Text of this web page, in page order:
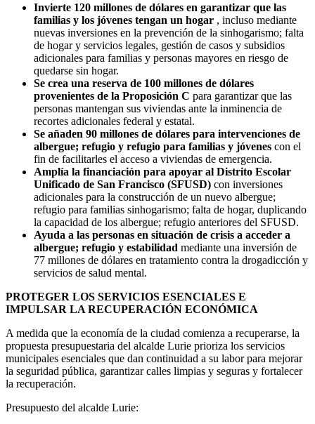
Invierte 120 millones de dólares en garantizar que las
familias y los jóvenes tengan un hogar , incluso mediante
nuevas inversiones en la prevención de la sinhogarismo; falta
de hogar y servicios legales, gestión de casos y subsidios
adicionales para familias y personas mayores en riesgo de
quedarse sin hogar.
Se crea una reserva de 100 millones de dólares
provenientes de la Proposición C para garantizar que las
personas mantengan sus viviendas ante la inminencia de
recortes adicionales federal y estatal.
Se añaden 90 millones de dólares para intervenciones de
albergue; refugio y refugio para familias y jóvenes con el
fin de facilitarles el acceso a viviendas de emergencia.
Amplía la financiación para apoyar al Distrito Escolar
Unificado de San Francisco (SFUSD) con inversiones
adicionales para la construcción de un nuevo albergue;
refugio para familias sinhogarismo; falta de hogar, duplicando
la capacidad de los albergue; refugio anteriores del SFUSD.
Ayuda a las personas en situación de crisis a acceder a
albergue; refugio y estabilidad mediante una inversión de
77 millones de dólares en tratamiento contra la drogadicción y
servicios de salud mental.
PROTEGER LOS SERVICIOS ESENCIALES E
IMPULSAR LA RECUPERACIÓN ECONÓMICA
A medida que la economía de la ciudad comienza a recuperarse, la
propuesta presupuestaria del alcalde Lurie prioriza los servicios
municipales esenciales que dan continuidad a su labor para mejorar
la seguridad pública, garantizar calles limpias y seguras y fortalecer
la recuperación.
Presupuesto del alcalde Lurie: